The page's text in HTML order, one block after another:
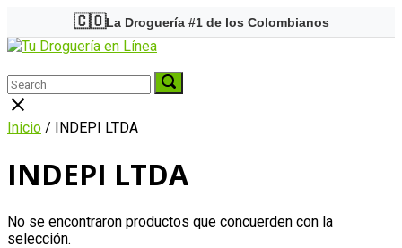
content
🇨🇴La Droguería #1 de los Colombianos
Home
Menu
Search
for:
Search
for:
Search
Close
search
bar
Inicio / INDEPI LTDA
INDEPI LTDA
No se encontraron productos que concuerden con la
selección.